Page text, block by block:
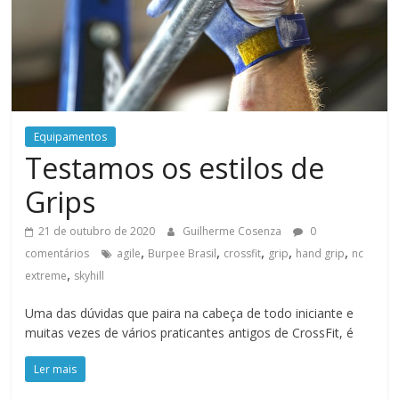
Equipamentos
Testamos os estilos de
Grips
21 de outubro de 2020 Guilherme Cosenza
0
comentários
agile, Burpee Brasil, crossfit, grip, hand grip, nc
extreme, skyhill
Uma das dúvidas que paira na cabeça de todo iniciante e
muitas vezes de vários praticantes antigos de CrossFit, é
Ler mais